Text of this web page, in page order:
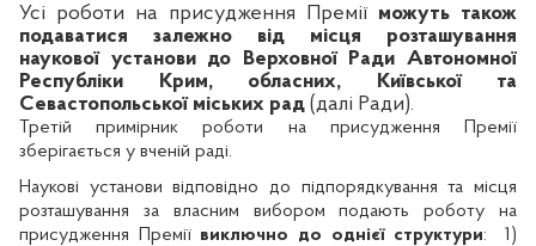
Усі роботи на присудження Премії можуть також
подаватися залежно від місця розташування
наукової установи до Верховної Ради Автономної
Республіки Крим, обласних, Київської та
Севастопольської міських рад (далі Ради).
Третій примірник роботи на присудження Премії
зберігається у вченій раді.
Наукові установи відповідно до підпорядкування та місця
розташування за власним вибором подають роботу на
присудження Премії виключно до однієї структури:
1)